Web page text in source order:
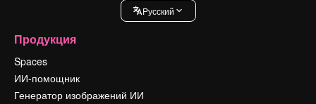
Pусский
Продукция
Spaces
ИИ-помощник
Генератор изображений ИИ